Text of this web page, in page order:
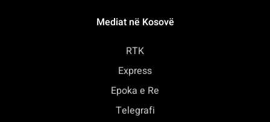
Mediat në Kosovë
RTK
Express
Epoka e Re
Telegrafi